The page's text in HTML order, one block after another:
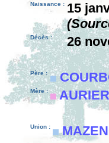
Naissance : 15
Décès : 26
Père :
Mère :
Union :